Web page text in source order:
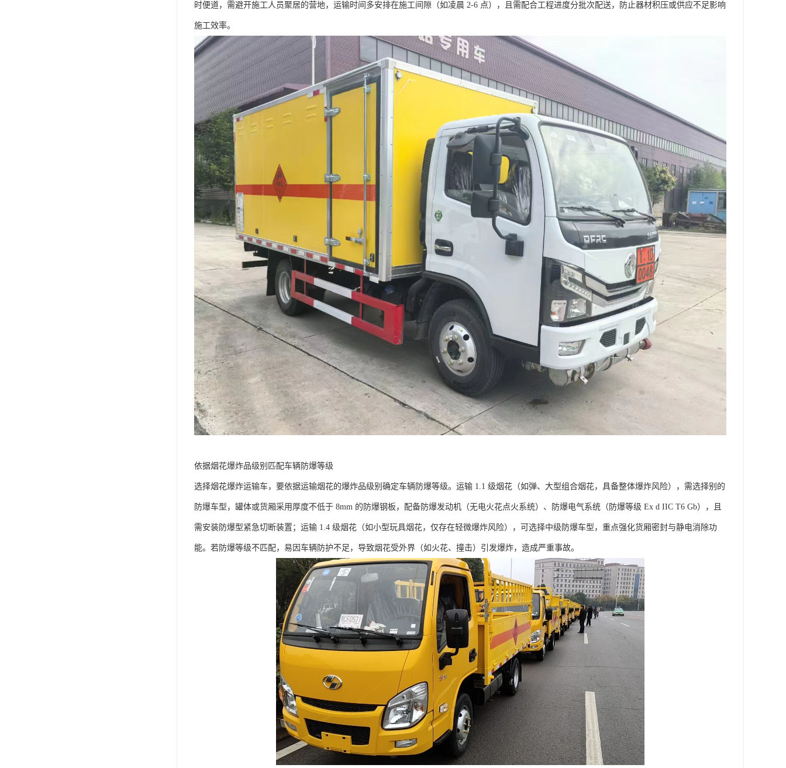
时便道，需避开施工人员聚居的营地，运输时间多安排在施工间隙（如凌晨 2-6 点），且需配合工程进度分批次配送，防止器材积压或供应不足影响
施工效率。​
依据烟花爆炸品级别匹配车辆防爆等级​
选择烟花爆炸运输车，要依据运输烟花的爆炸品级别确定车辆防爆等级。运输 1.1 级烟花（如弹、大型组合烟花，具备整体爆炸风险），需选择别的
防爆车型，罐体或货厢采用厚度不低于 8mm 的防爆钢板，配备防爆发动机（无电火花点火系统）、防爆电气系统（防爆等级 Ex d IIC T6 Gb），且
需安装防爆型紧急切断装置；运输 1.4 级烟花（如小型玩具烟花，仅存在轻微爆炸风险），可选择中级防爆车型，重点强化货厢密封与静电消除功
能。若防爆等级不匹配，易因车辆防护不足，导致烟花受外界（如火花、撞击）引发爆炸，造成严重事故。​